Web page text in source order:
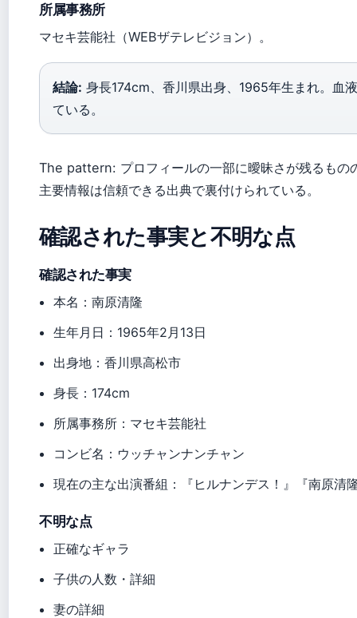
所属事務所
マセキ芸能社（WEBザテレビジョン）。
結論: 身長174cm、香川県出身、1965年生まれ。血
ている。
The pattern: プロフィールの一部に曖昧さが残るもの
主要情報は信頼できる出典で裏付けられている。
確認された事実と不明な点
確認された事実
本名：南原清隆
生年月日：1965年2月13日
出身地：香川県高松市
身長：174cm
所属事務所：マセキ芸能社
コンビ名：ウッチャンナンチャン
現在の主な出演番組：『ヒルナンデス！』『南原清
不明な点
正確なギャラ
子供の人数・詳細
妻の詳細